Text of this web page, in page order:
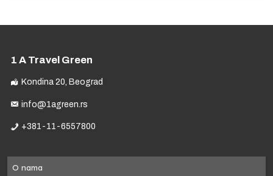
1 A Travel Green
Kondina 20, Beograd
info@1agreen.rs
+381-11-6557800
O nama